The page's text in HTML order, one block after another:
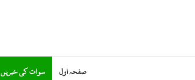
صفحہ اول سوات کی خبریں